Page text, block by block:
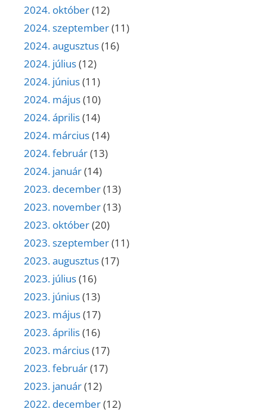
2024. október(12)
2024. szeptember(11)
2024. augusztus(16)
2024. július(12)
2024. június(11)
2024. május(10)
2024. április(14)
2024. március(14)
2024. február(13)
2024. január(14)
2023. december(13)
2023. november(13)
2023. október(20)
2023. szeptember(11)
2023. augusztus(17)
2023. július(16)
2023. június(13)
2023. május(17)
2023. április(16)
2023. március(17)
2023. február(17)
2023. január(12)
2022. december(12)